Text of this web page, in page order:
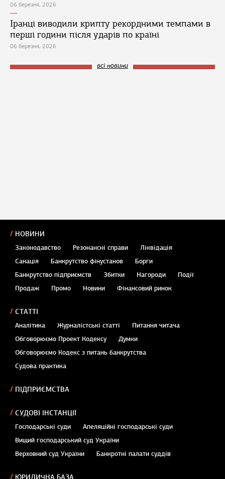
06 березня, 2026
Іранці виводили крипту рекордними темпами в
перші години після ударів по країні
06 березня, 2026
всі новини
НОВИНИ
Законодавство Резонансні справи
Ліквідація
Санація
Банкрутство фінустанов
Борги
Банкрутство підприємств
Збитки Нагороди
Події
Продаж
Промо Новини Фінансовий ринок
СТАТТІ
Аналітика Журналістські статті
Питання читача
Обговорюємо Проект Кодексу
Думки
Обговорюємо Кодекс з питань банкрутства
Судова практика
ПІДПРИЄМСТВА
СУДОВІ ІНСТАНЦІЇ
Господарські суди
Апеляційні господарські суди
Вищий господарський суд України
Верховний суд України
Банкротні палати суддів
ЮРИДИЧНА БАЗА